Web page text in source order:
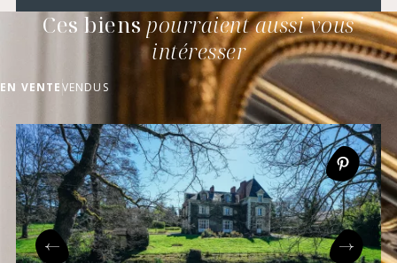
Ces biens pourraient aussi vous
intéresser
EN VENTEVENDUS